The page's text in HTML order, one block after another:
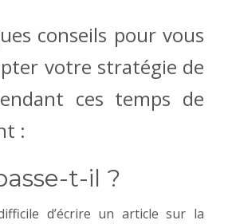
conseils pour vous
votre stratégie de
ces temps de
:
t-il ?
d’écrire un article sur la